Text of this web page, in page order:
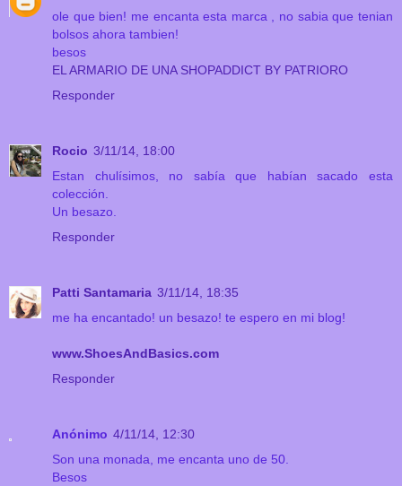
ole que bien! me encanta esta marca , no sabia que tenian
bolsos ahora tambien!
besos
EL ARMARIO DE UNA SHOPADDICT BY PATRIORO
Responder
Rocio 3/11/14, 18:00
Estan chulísimos, no sabía que habían sacado esta
colección.
Un besazo.
Responder
Patti Santamaria 3/11/14, 18:35
me ha encantado! un besazo! te espero en mi blog!
www.ShoesAndBasics.com
Responder
Anónimo 4/11/14, 12:30
Son una monada, me encanta uno de 50.
Besos